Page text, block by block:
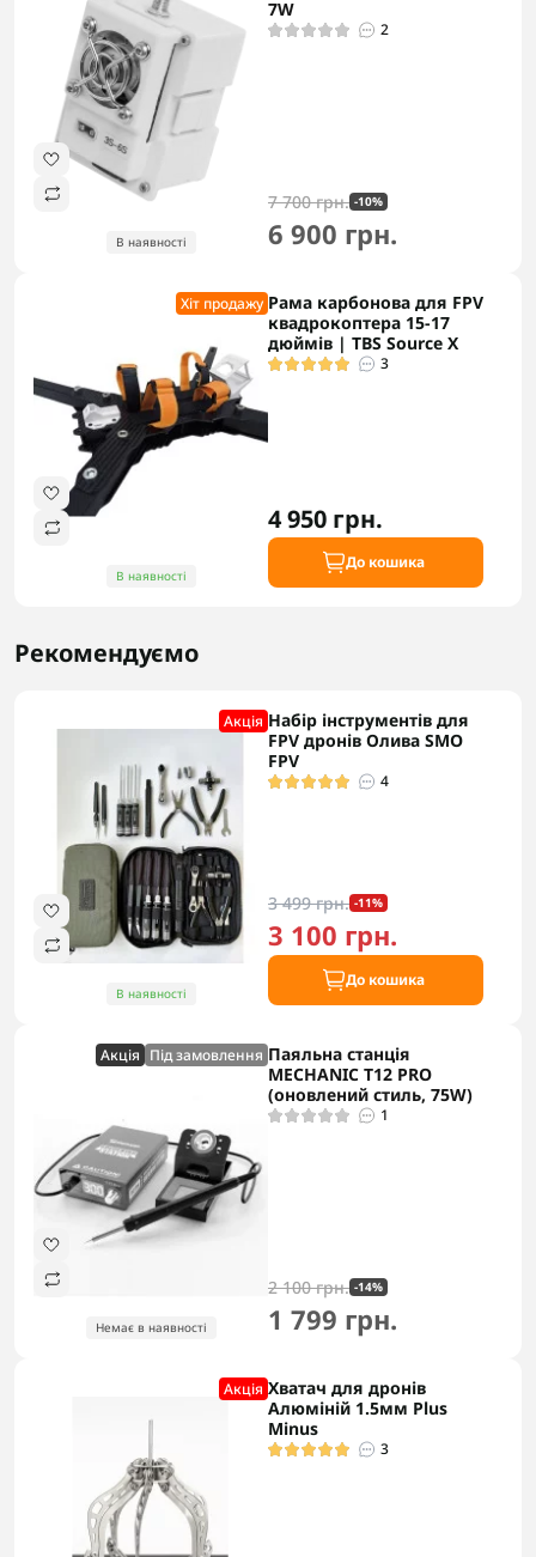
В наявності
7W
2
7 700 грн. -10%
6 900 грн.
Хіт продажу
В наявності
Рама карбонова для FPV
квадрокоптера 15-17
дюймів | TBS Source X
3
4 950 грн.
До кошика
Рекомендуємо
Акцiя
В наявності
Набір інструментів для
FPV дронів Олива SMO
FPV
4
3 499 грн. -11%
3 100 грн.
До кошика
Акцiя Під замовлення
Немає в наявності
Паяльна станція
MECHANIC T12 PRO
(оновлений стиль, 75W)
1
2 100 грн. -14%
1 799 грн.
Акцiя Хватач для дронів
Алюміній 1.5мм Plus
Minus
3